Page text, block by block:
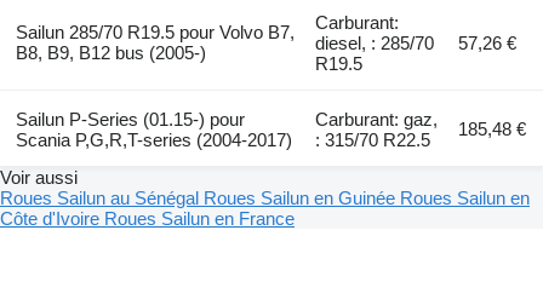
Sailun 285/70 R19.5 pour Volvo B7,
B8, B9, B12 bus (2005-)
Carburant:
diesel, : 285/70
R19.5
57,26 €
Sailun P-Series (01.15-) pour
Scania P,G,R,T-series (2004-2017)
Carburant: gaz,
: 315/70 R22.5
185,48 €
Voir aussi
Roues Sailun au Sénégal Roues Sailun en Guinée Roues Sailun en
Côte d'Ivoire Roues Sailun en France